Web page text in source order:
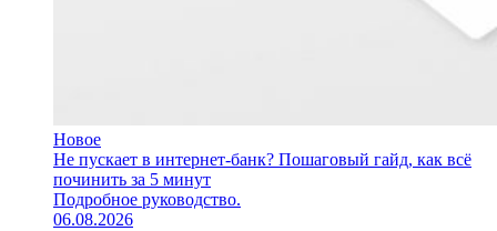
Новое
Не пускает в интернет-банк? Пошаговый гайд, как всё
починить за 5 минут
Подробное руководство.
06.08.2026